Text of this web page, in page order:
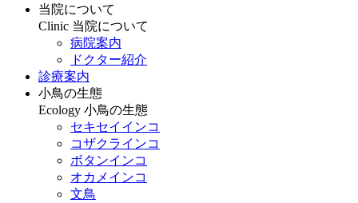
当院について
Clinic 当院について
病院案内
ドクター紹介
診療案内
小鳥の生態
Ecology 小鳥の生態
セキセイインコ
コザクラインコ
ボタンインコ
オカメインコ
文鳥